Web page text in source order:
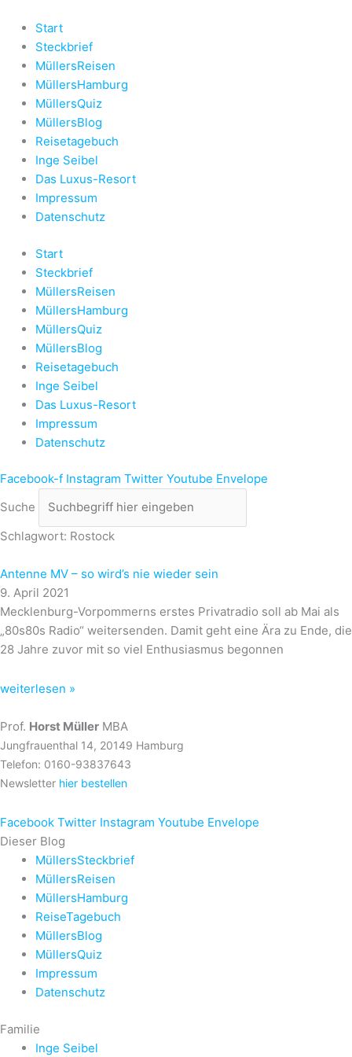
Inhalt
springen
Start
Steckbrief
MüllersReisen
MüllersHamburg
MüllersQuiz
MüllersBlog
Reisetagebuch
Inge Seibel
Das Luxus-Resort
Impressum
Datenschutz
Start
Steckbrief
MüllersReisen
MüllersHamburg
MüllersQuiz
MüllersBlog
Reisetagebuch
Inge Seibel
Das Luxus-Resort
Impressum
Datenschutz
Facebook-f Instagram Twitter Youtube Envelope
Suche
Schlagwort: Rostock
Antenne MV – so wird’s nie wieder sein
9. April 2021
Mecklenburg-Vorpommerns erstes Privatradio soll ab Mai als
„80s80s Radio“ weitersenden. Damit geht eine Ära zu Ende, die
28 Jahre zuvor mit so viel Enthusiasmus begonnen
weiterlesen »
Prof. Horst Müller MBA
Jungfrauenthal 14, 20149 Hamburg
Telefon: 0160-93837643
Newsletter hier bestellen
Facebook Twitter Instagram Youtube Envelope
Dieser Blog
MüllersSteckbrief
MüllersReisen
MüllersHamburg
ReiseTagebuch
MüllersBlog
MüllersQuiz
Impressum
Datenschutz
Familie
Inge Seibel